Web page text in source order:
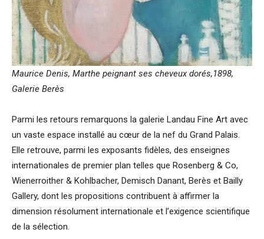
Maurice Denis, Marthe peignant ses cheveux dorés,1898,
Galerie Berès
Parmi les retours remarquons la galerie Landau Fine Art avec
un vaste espace installé au cœur de la nef du Grand Palais.
Elle retrouve, parmi les exposants fidèles, des enseignes
internationales de premier plan telles que Rosenberg & Co,
Wienerroither & Kohlbacher, Demisch Danant, Berès et Bailly
Gallery, dont les propositions contribuent à affirmer la
dimension résolument internationale et l’exigence scientifique
de la sélection.